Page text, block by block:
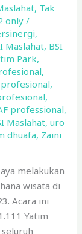
, Tak
only/
,
Maslahat, BSI
Park,
,
,
,
professional,
Maslahat,uro
dhuafa, Zaini
melakukan
wisata di
Acara ini
Yatim